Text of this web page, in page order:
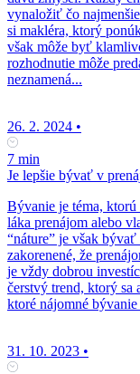
vynaložiť čo
si makléra, ktorý
však môže byť
rozhodnutie môže
neznamená...
26. 2. 2024 •
7 min
Je lepšie bývať v
Bývanie je téma,
láka prenájom alebo
“náture” je však
zakorenené, že
je vždy dobrou
čerstvý trend, ktorý sa
ktoré nájomné
31. 10. 2023 •